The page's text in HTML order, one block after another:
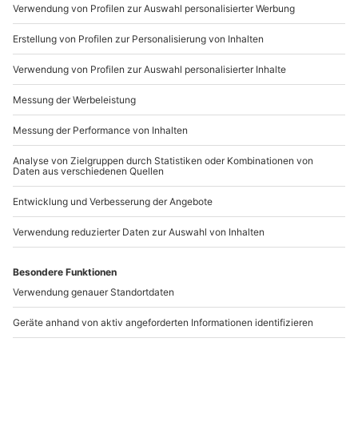
Mo-Fr: 9-17 Uhr
b2b@mydays.de
www.b2b.mydays.de/
Artikelnummer 45518
Andere Produkte entdecken
-15% CLUB DEAL
Formel Rennsimulator
Nachtwächter-